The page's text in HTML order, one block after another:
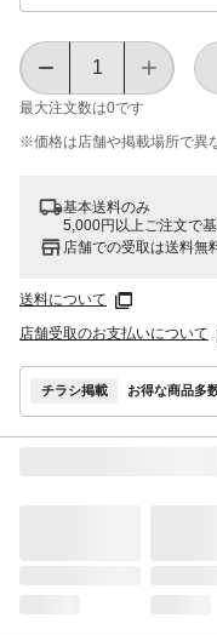
最大注文数は0です
※価格は​店舗や​掲載場所で​異
基本送料のみ
5,000円以上ご注文で
店舗での受取は送料無
送料について
店舗受取のお支払いについて
チラシ掲載 お得な商品多